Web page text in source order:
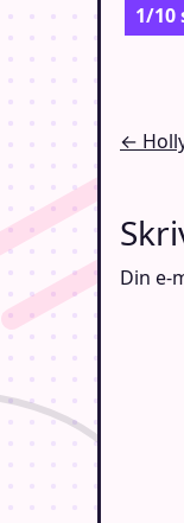
1/10
←
Din e-